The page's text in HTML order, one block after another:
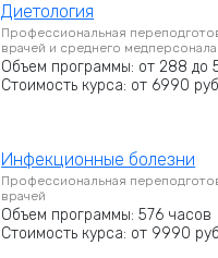
Диетология
Профессиональная
врачей и среднего медперсонала
Объем программы: от 288 до
Стоимость курса: от 6990
Инфекционные болезни
Профессиональная
врачей
Объем программы: 576 часов
Стоимость курса: от 9990